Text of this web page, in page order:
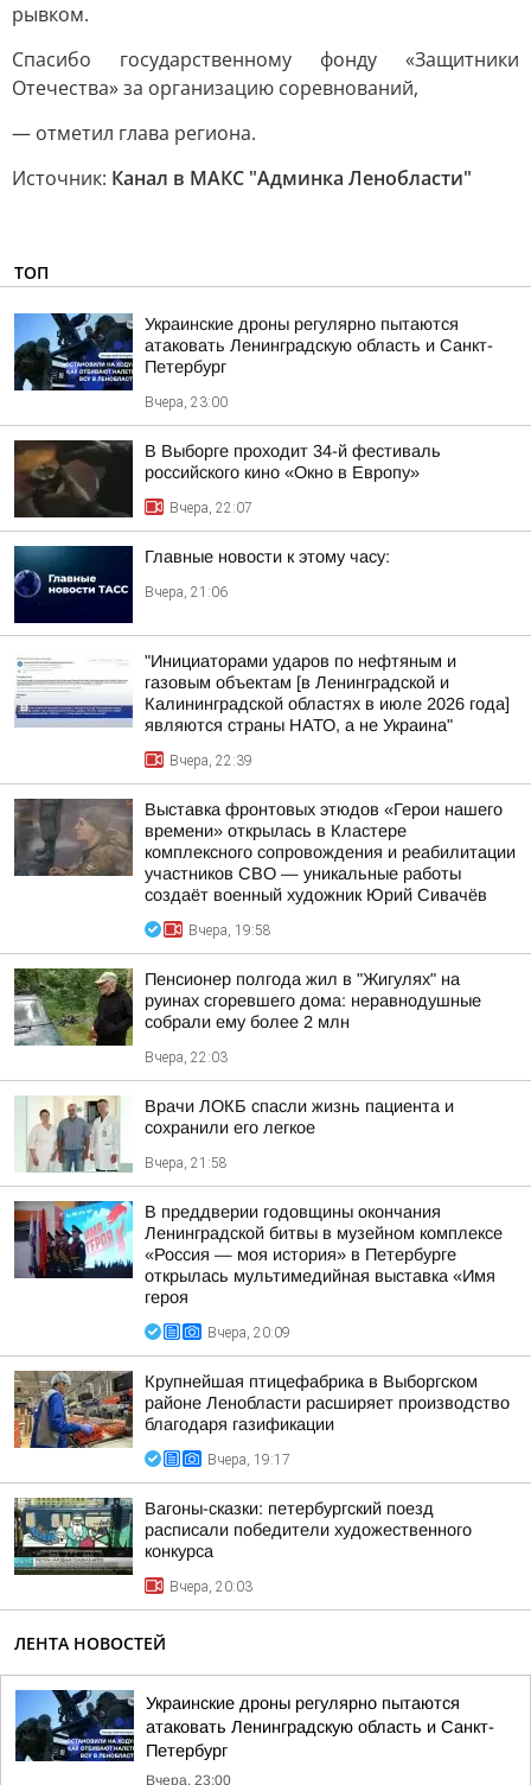
рывком.
Спасибо государственному фонду «Защитники
Отечества» за организацию соревнований,
— отметил глава региона.
Источник: Канал в МАКС "Админка Ленобласти"
ТОП
Украинские дроны регулярно пытаются
атаковать Ленинградскую область и Санкт-
Петербург
Вчера, 23:00
В Выборге проходит 34-й фестиваль
российского кино «Окно в Европу»
Вчера, 22:07
Главные новости к этому часу:
Вчера, 21:06
"Инициаторами ударов по нефтяным и
газовым объектам [в Ленинградской и
Калининградской областях в июле 2026 года]
являются страны НАТО, а не Украина"
Вчера, 22:39
Выставка фронтовых этюдов «Герои нашего
времени» открылась в Кластере
комплексного сопровождения и реабилитации
участников СВО — уникальные работы
создаёт военный художник Юрий Сивачёв
Вчера, 19:58
Пенсионер полгода жил в "Жигулях" на
руинах сгоревшего дома: неравнодушные
собрали ему более 2 млн
Вчера, 22:03
Врачи ЛОКБ спасли жизнь пациента и
сохранили его легкое
Вчера, 21:58
В преддверии годовщины окончания
Ленинградской битвы в музейном комплексе
«Россия — моя история» в Петербурге
открылась мультимедийная выставка «Имя
героя
Вчера, 20:09
Крупнейшая птицефабрика в Выборгском
районе Ленобласти расширяет производство
благодаря газификации
Вчера, 19:17
Вагоны-сказки: петербургский поезд
расписали победители художественного
конкурса
Вчера, 20:03
ЛЕНТА НОВОСТЕЙ
Украинские дроны регулярно пытаются
атаковать Ленинградскую область и Санкт-
Петербург
Вчера, 23:00